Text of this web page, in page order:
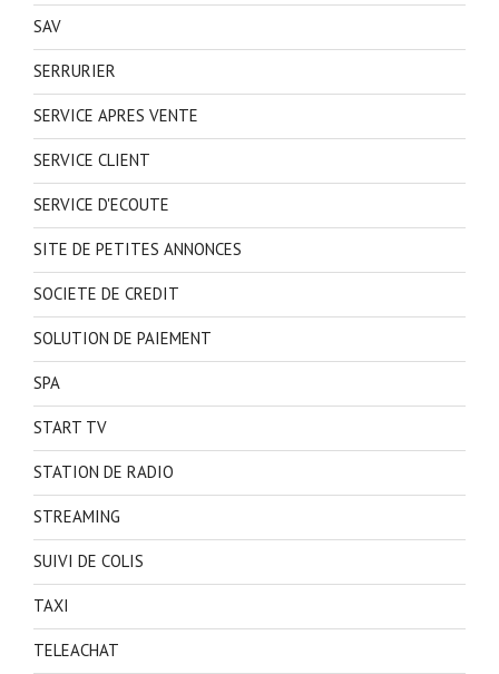
SAV
SERRURIER
SERVICE APRES VENTE
SERVICE CLIENT
SERVICE D'ECOUTE
SITE DE PETITES ANNONCES
SOCIETE DE CREDIT
SOLUTION DE PAIEMENT
SPA
START TV
STATION DE RADIO
STREAMING
SUIVI DE COLIS
TAXI
TELEACHAT